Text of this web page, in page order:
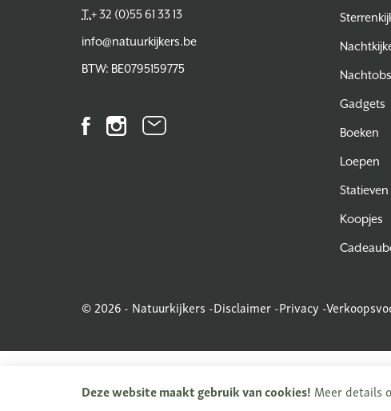
T.+ 32 (0)55 61 33 13
info@natuurkijkers.be
BTW: BE0795159775
FacebookInstagramNieuwsbrief
Gadgets
Boeken
Loepen
Statieven
Koopjes
© 2026 - Natuurkijkers -Disclaimer-Privacy -
Deze website maakt gebruik van cookies! Meer details